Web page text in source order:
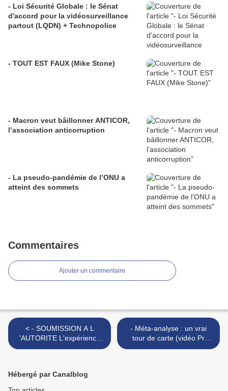
- Loi Sécurité Globale : le Sénat
d'accord pour la vidéosurveillance
partout (LQDN) + Technopolice
- TOUT EST FAUX (Mike Stone)
- Macron veut bâillonner ANTICOR,
l’association anticorruption
- La pseudo-pandémie de l’ONU a
atteint des sommets
Commentaires
Ajouter un commentaire
< - SOUMISSION A L
'AUTORITE L'expérience
de Milgram
- Méta-analyse : un vrai
tour de carte (vidéo Pr
Raoult 10:22) >
Hébergé par Canalblog